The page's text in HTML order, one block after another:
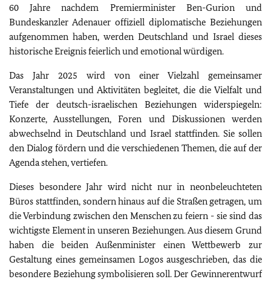
60 Jahre nachdem Premierminister Ben-Gurion und
Bundeskanzler Adenauer offiziell diplomatische Beziehungen
aufgenommen haben, werden Deutschland und Israel dieses
historische Ereignis feierlich und emotional würdigen.
Das Jahr 2025 wird von einer Vielzahl gemeinsamer
Veranstaltungen und Aktivitäten begleitet, die die Vielfalt und
Tiefe der deutsch-israelischen Beziehungen widerspiegeln:
Konzerte, Ausstellungen, Foren und Diskussionen werden
abwechselnd in Deutschland und Israel stattfinden. Sie sollen
den Dialog fördern und die verschiedenen Themen, die auf der
Agenda stehen, vertiefen.
Dieses besondere Jahr wird nicht nur in neonbeleuchteten
Büros stattfinden, sondern hinaus auf die Straßen getragen, um
die Verbindung zwischen den Menschen zu feiern - sie sind das
wichtigste Element in unseren Beziehungen. Aus diesem Grund
haben die beiden Außenminister einen Wettbewerb zur
Gestaltung eines gemeinsamen Logos ausgeschrieben, das die
besondere Beziehung symbolisieren soll. Der Gewinnerentwurf